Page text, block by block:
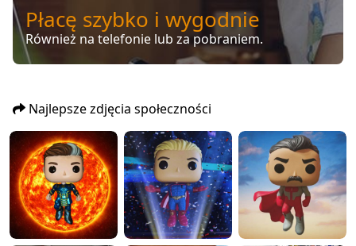
Płacę szybko i wygodnie
Również na telefonie lub za pobraniem.
Najlepsze zdjęcia społeczności